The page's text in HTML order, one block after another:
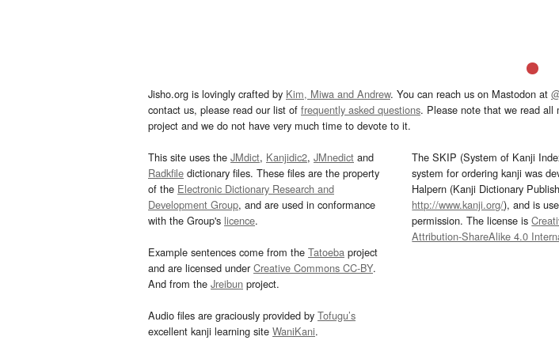
Jisho.org is lovingly crafted by Kim, Miwa and Andrew. You can reach us on Mastodon at
contact us, please read our list of frequently asked questions. Please note that we read all
project and we do not have very much time to devote to it.
This site uses the JMdict, Kanjidic2, JMnedict and
Radkfile dictionary files. These files are the property
of the Electronic Dictionary Research and
Development Group, and are used in conformance
with the Group's licence.
Example sentences come from the Tatoeba project
and are licensed underCreative Commons CC-BY.
And from the Jreibun project.
Audio files are graciously provided by Tofugu’s
excellent kanji learning site WaniKani.
The SKIP (System of Kanji
system for ordering kanji was
Halpern (Kanji Dictionary
http://www.kanji.org/), and is
permission. The license is
Attribution-ShareAlike 4.0